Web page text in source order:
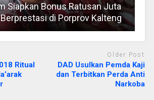
Siapkan Bonus Ratusan Juta
di Porprov Kalteng
Ritual
Older Post
DAD Usulkan Pemda Kaji
dan Terbitkan Perda Anti
Narkoba